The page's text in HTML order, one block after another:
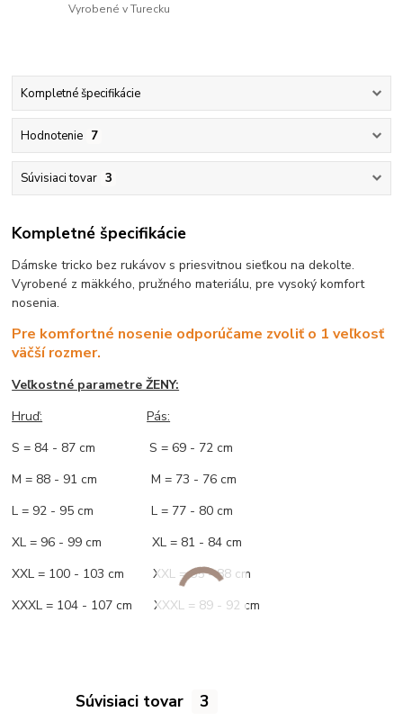
Vyrobené v Turecku
Kompletné špecifikácie
Hodnotenie 7
Súvisiaci tovar 3
Kompletné špecifikácie
Dámske tricko bez rukávov s priesvitnou sieťkou na dekolte.
Vyrobené z mäkkého, pružného materiálu, pre vysoký komfort
nosenia.
Pre komfortné nosenie odporúčame zvoliť o 1 veľkosť
väčší rozmer.
Veľkostné parametre ŽENY:
Hruď:
Pás:
S = 84 - 87 cm S = 69 - 72 cm
M = 88 - 91 cm M = 73 - 76 cm
L = 92 - 95 cm L = 77 - 80 cm
XL = 96 - 99 cm XL = 81 - 84 cm
XXL = 100 - 103 cm XXL = 85 - 88 cm
XXXL = 104 - 107 cm XXXL = 89 - 92 cm
Súvisiaci tovar 3